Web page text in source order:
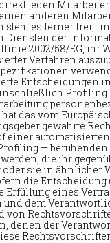
jeden
einen anderen
steht es ferner frei,
Diensten der
2002/58/EG, ihr
Verfahren
Entscheidungen
Profiling
das vom
gewährte
einer
— beruhenden
die ihr
sie in ähnlicher
die Entscheidung
Erfüllung eines
und dem
von
denen der